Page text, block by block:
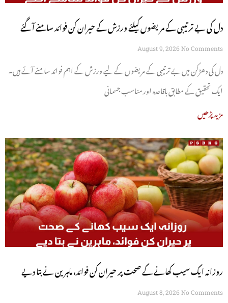
دل کی بے ترتیبی کے مریضوں کیلئے ورزش کے حیران کن فوائد سامنے آگئے
August 9, 2026 No Comments
دل کی دھڑکن میں بے ترتیبی کے مریضوں کے لیے ورزش کے اہم فوائد سامنے آئے ہیں۔
ایک تحقیق کے مطابق باقاعدہ اور مناسب جسمانی
مزید پڑھیں
روزانہ ایک سیب کھانے کے صحت پر حیران کن فوائد، ماہرین نے بتا دیے
August 8, 2026 No Comments